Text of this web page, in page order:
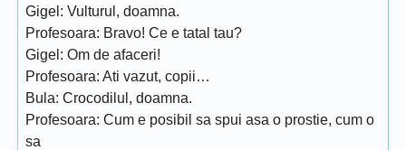
Gigel: Vulturul, doamna.
Profesoara: Bravo! Ce e tatal tau?
Gigel: Om de afaceri!
Profesoara: Ati vazut, copii…
Bula: Crocodilul, doamna.
Profesoara: Cum e posibil sa spui asa o prostie, cum o
sa